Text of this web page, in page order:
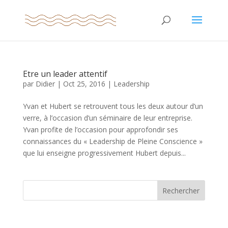
Etre un leader attentif
par Didier| Oct 25, 2016 | Leadership
Yvan et Hubert se retrouvent tous les deux autour d’un
verre, à l’occasion d’un séminaire de leur entreprise.
Yvan profite de l’occasion pour approfondir ses
connaissances du « Leadership de Pleine Conscience »
que lui enseigne progressivement Hubert depuis...
Rechercher